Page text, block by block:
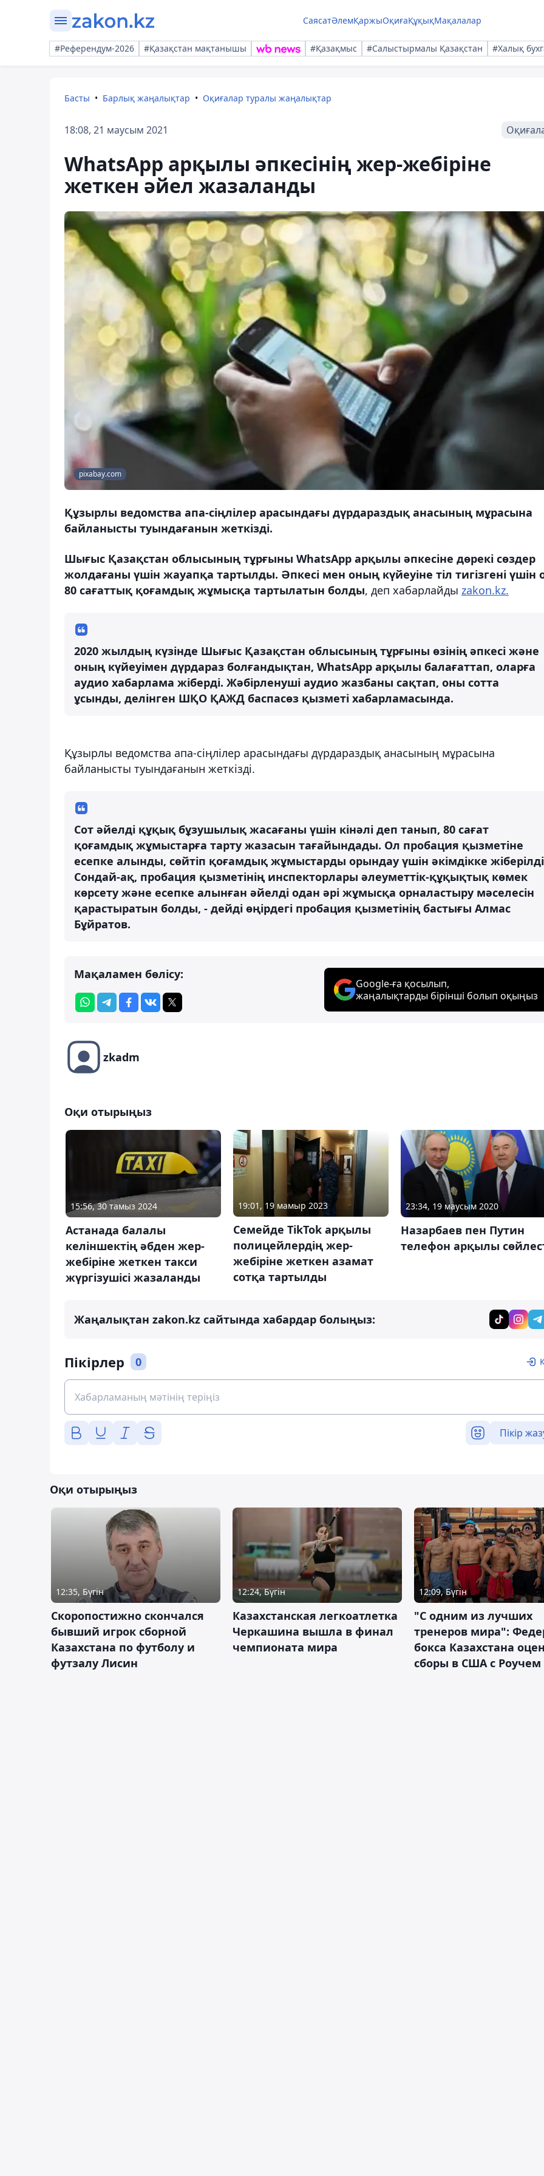
СаясатӘлемҚаржыОқиғаҚұқықМақалалар
#Референдум-2026 #Қазақстан мақтанышы #Қазақмыс #Салыстырмалы Қазақстан #Халық
Басты Барлық жаңалықтар Оқиғалар туралы жаңалықтар
18:08, 21 маусым 2021
WhatsApp арқылы әпкесінің жер-жебіріне
жеткен әйел жазаланды
pixabay.com
Құзырлы ведомства апа-сіңлілер арасындағы дүрдараздық анасының мұрасына
байланысты туындағанын жеткізді.
Шығыс Қазақстан облысының тұрғыны WhatsApp арқылы әпкесіне дөрекі сөздер
жолдағаны үшін жауапқа тартылды. Әпкесі мен оның күйеуіне тіл тигізгені үшін
80 сағаттық қоғамдық жұмысқа тартылатын болды, деп хабарлайды zakon.kz.
2020 жылдың күзінде Шығыс Қазақстан облысының тұрғыны өзінің әпкесі және
оның күйеуімен дүрдараз болғандықтан, WhatsApp арқылы балағаттап, оларға
аудио хабарлама жіберді. Жәбірленуші аудио жазбаны сақтап, оны сотта
ұсынды, делінген ШҚО ҚАЖД баспасөз қызметі хабарламасында.
Құзырлы ведомства апа-сіңлілер арасындағы дүрдараздық анасының мұрасына
байланысты туындағанын жеткізді.
Сот әйелді құқық бұзушылық жасағаны үшін кінәлі деп танып, 80 сағат
қоғамдық жұмыстарға тарту жазасын тағайындады. Ол пробация қызметіне
есепке алынды, сөйтіп қоғамдық жұмыстарды орындау үшін әкімдікке
Сондай-ақ, пробация қызметінің инспекторлары әлеуметтік-құқықтық көмек
көрсету және есепке алынған әйелді одан әрі жұмысқа орналастыру мәселесін
қарастыратын болды, - дейді өңірдегі пробация қызметінің бастығы Алмас
Бұйратов.
Мақаламен бөлісу:
Google-ға қосылып,
жаңалықтарды бірінші болып оқыңыз
zkadm
Оқи отырыңыз
15:56, 30 тамыз 2024
Астанада балалы
келіншектің әбден жер-
жебіріне жеткен такси
жүргізушісі жазаланды
19:01, 19 мамыр 2023
Семейде TikTok арқылы
полицейлердің жер-
жебіріне жеткен азамат
сотқа тартылды
23:34, 19 маусым 2020
Назарбаев пен Путин
телефон арқылы
Жаңалықтан zakon.kz сайтында хабардар болыңыз:
Пікірлер 0
Пікір
Оқи отырыңыз
12:35, Бүгін
Скоропостижно скончался
бывший игрок сборной
Казахстана по футболу и
футзалу Лисин
12:24, Бүгін
Казахстанская легкоатлетка
Черкашина вышла в финал
чемпионата мира
12:09, Бүгін
"С одним из лучших
тренеров мира":
бокса Казахстана
сборы в США с Роучем